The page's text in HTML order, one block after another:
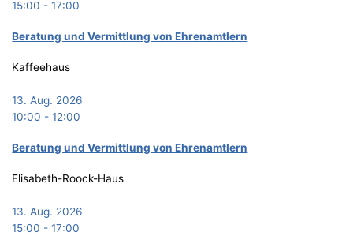
15:00 -17:00
Bera­tung und Ver­mitt­lung von Ehrenamtlern
Kaffeehaus
13. Aug. 2026
10:00 -12:00
Bera­tung und Ver­mitt­lung von Ehrenamtlern
Elisabeth-Roock-Haus
13. Aug. 2026
15:00 -17:00